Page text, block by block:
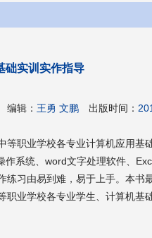
础实训实作指导
编辑： 王勇 文鹏 出版时间：
等职业学校各专业计算机应用基
作系统、word文字处理软件、
练习由易到难，易于上手。本书
职业学校各专业学生、计算机基